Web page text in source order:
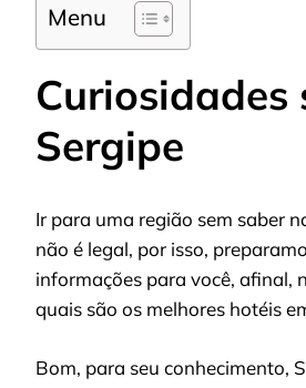
Menu
Curiosidades
Sergipe
Ir para uma região sem saber
não é legal, por isso,
informações para você, afinal,
quais são os melhores hotéis
Bom, para seu conhecimento,